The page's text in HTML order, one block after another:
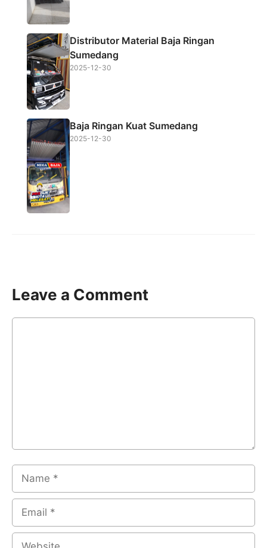
Distributor Material Baja Ringan
Sumedang
2025-12-30
Baja Ringan Kuat Sumedang
2025-12-30
Leave a Comment
Comment
Name
Email
Website